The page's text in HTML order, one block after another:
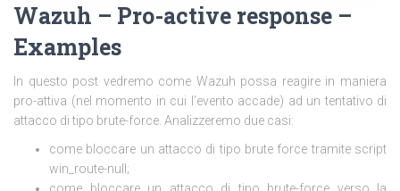
Wazuh – Pro-active response –
Examples
In questo post vedremo come Wazuh possa reagire in maniera
pro-attiva (nel momento in cui l’evento accade) ad un tentativo di
attacco di tipo brute-force. Analizzeremo due casi:
come bloccare un attacco di tipo brute force tramite script
win_route-null;